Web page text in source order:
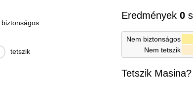
biztonságos
tetszik
Eredmények0
Nem biztonságos
Nem tetszik
Tetszik Masina?